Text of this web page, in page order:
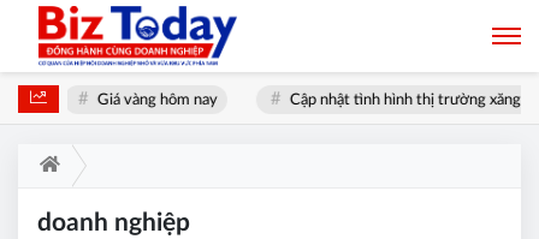
Giá vàng hôm nay Cập nhật tình hình thị trường xăng dầu
doanh nghiệp